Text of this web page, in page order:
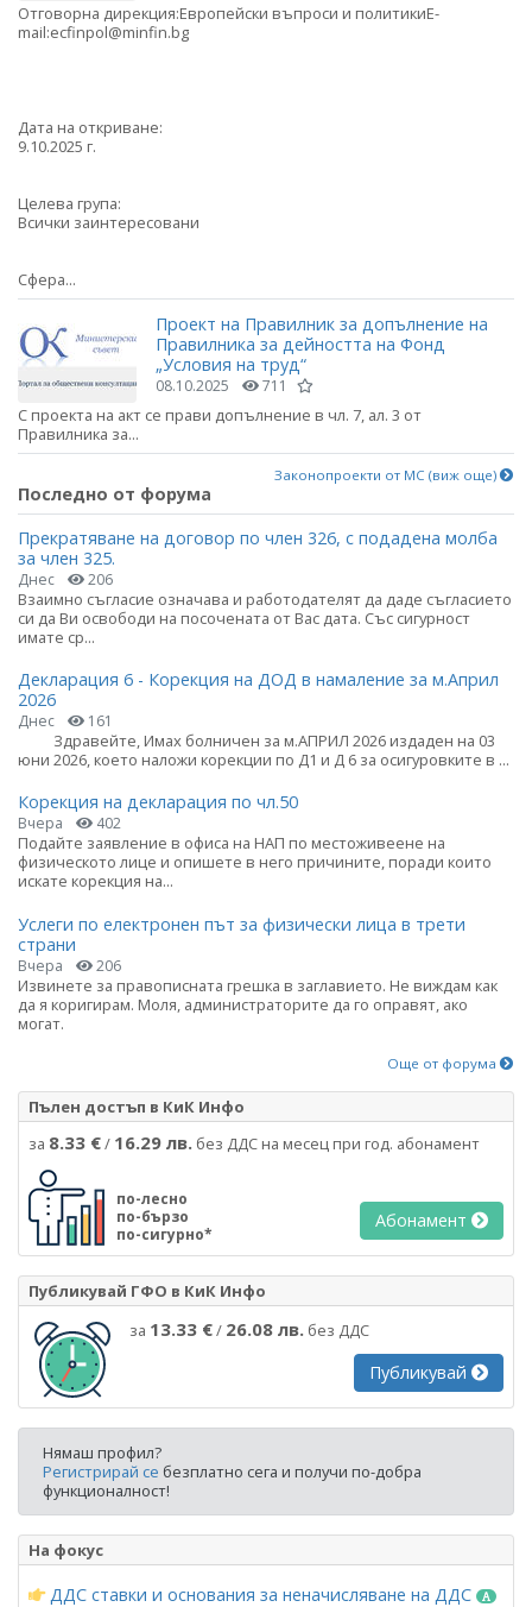
Отговорна дирекция:Европейски въпроси и политикиE-
mail:ecfinpol@minfin.bg
Дата на откриване:
9.10.2025 г.
Целева група:
Всички заинтересовани
Сфера...
Проект на Правилник за допълнение на
Правилника за дейността на Фонд
„Условия на труд“
08.10.2025 711
С проекта на акт се прави допълнение в чл. 7, ал. 3 от
Правилника за...
Законопроекти от МС (виж още)
Последно от форума
Прекратяване на договор по член 326, с подадена молба
за член 325.
Днес 206
Взаимно съгласие означава и работодателят да даде съгласието
си да Ви освободи на посочената от Вас дата. Със сигурност
имате ср...
Декларация 6 - Корекция на ДОД в намаление за м.Април
2026
Днес 161
Здравейте, Имах болничен за м.АПРИЛ 2026 издаден на 03
юни 2026, което наложи корекции по Д1 и Д 6 за осигуровките в ...
Корекция на декларация по чл.50
Вчера 402
Подайте заявление в офиса на НАП по местоживеене на
физическото лице и опишете в него причините, поради които
искате корекция на...
Услеги по електронен път за физически лица в трети
страни
Вчера 206
Извинете за правописната грешка в заглавието. Не виждам как
да я коригирам. Моля, администраторите да го оправят, ако
могат.
Още от форума
Пълен достъп в КиК Инфо
за 8.33 €/ 16.29 лв. без ДДС на месец при год. абонамент
по-лесно
по-бързо
по-сигурно*
Абонамент
Публикувай ГФО в КиК Инфо
за 13.33 €/ 26.08 лв. без ДДС
Публикувай
Нямаш профил?
Регистрирай се безплатно сега и получи по-добра
функционалност!
На фокус
ДДС ставки и основания за неначисляване на ДДС